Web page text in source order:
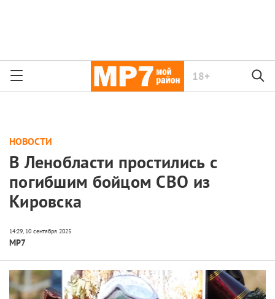
18+
НОВОСТИ
В Ленобласти простились с
погибшим бойцом СВО из
Кировска
МР7